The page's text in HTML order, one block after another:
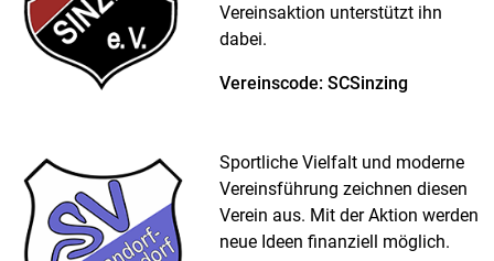
Vereinsaktion unterstützt ihn
dabei.
Vereinscode: SCSinzing
Sportliche Vielfalt und moderne
Vereinsführung zeichnen diesen
Verein aus. Mit der Aktion werden
neue Ideen finanziell möglich.